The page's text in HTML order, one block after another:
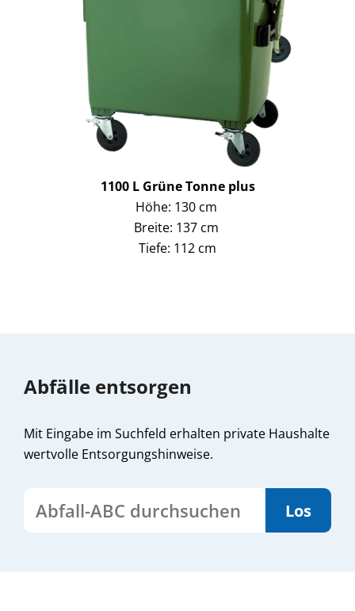
1100 L Grüne Tonne plus
Höhe: 130 cm
Breite: 137 cm
Tiefe: 112 cm
Abfälle entsorgen
Mit Eingabe im Suchfeld erhalten private Haushalte
wertvolle Entsorgungshinweise.
Abfall-ABC durchsuchen